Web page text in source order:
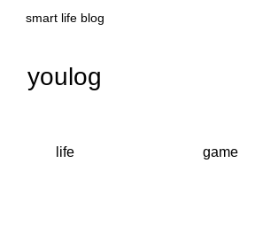
smart life blog
youlog
life game